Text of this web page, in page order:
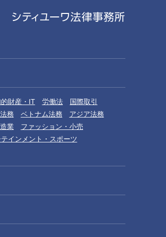
財産・IT 労働法
国際取引
務 ベトナム法務
アジア法務
業
ファッション・小売
インメント・スポーツ